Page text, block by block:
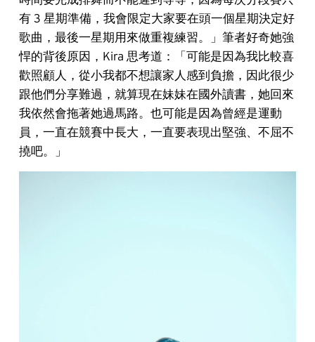
有 3 星期準備，我會限定大家要在頭一個星期決定好
歌曲，最後一星期用來做重複練習。」筆者好奇她強
悍的背後原因，Kira 思考道：「可能是因為我比較喜
歡照顧人，從小我都不想讓家人感到負擔，因此很少
跟他們分享難過，就算現在妹妹在國外讀書，她回來
我依然會拖著她過馬路。也可能是因為曾經是運動
員，一直在競賽中長大，一直要表現出堅強、不屈不
撓吧。」